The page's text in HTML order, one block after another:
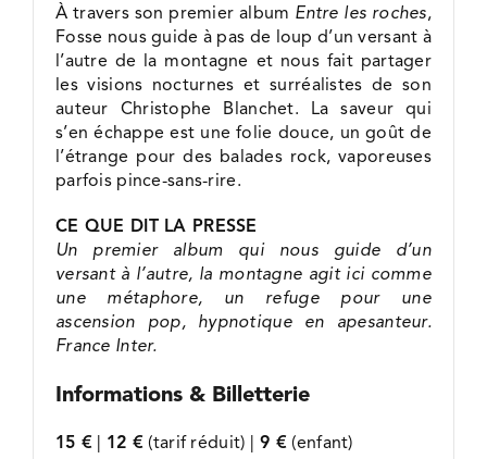
À travers son premier album Entre les roches,
Fosse nous guide à pas de loup d’un versant à
l’autre de la montagne et nous fait partager
les visions nocturnes et surréalistes de son
auteur Christophe Blanchet. La saveur qui
s’en échappe est une folie douce, un goût de
l’étrange pour des balades rock, vaporeuses
parfois pince-sans-rire.
CE QUE DIT LA PRESSE
Un premier album qui nous guide d’un
versant à l’autre, la montagne agit ici comme
une métaphore, un refuge pour une
ascension pop, hypnotique en apesanteur.
France Inter.
Informations & Billetterie
15 € | 12 € (tarif réduit) | 9 € (enfant)